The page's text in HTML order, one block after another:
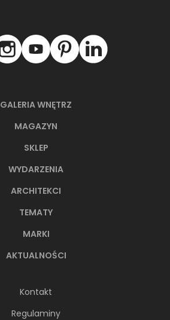
GALERIA WNĘTRZ
MAGAZYN
SKLEP
WYDARZENIA
ARCHITEKCI
TEMATY
MARKI
AKTUALNOŚCI
Kontakt
Regulaminy